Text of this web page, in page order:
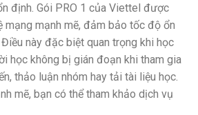
định. Gói PRO 1 của Viettel được
mạng mạnh mẽ, đảm bảo tốc độ ổn
này đặc biệt quan trọng khi học
học không bị gián đoạn khi tham gia
thảo luận nhóm hay tải tài liệu học.
mẽ, bạn có thể tham khảo dịch vụ